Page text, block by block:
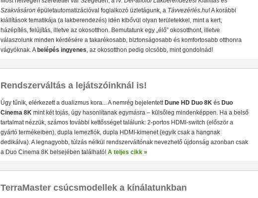
AV1 4K Plus – 4K-s filmfájlok, YouTube HDR videók lejátszásához –
HDR10 és HDR10+ tartalmak kezelése
– Egyedi Dune HD jukebox-os kezelőfelület
hálózatról
Szakvásáron épületautomatizációval foglalkozó üzletágunk, a Távvezérlés.hu! A korábbi
kiállítások tematikája (a lakberendezés) idén kibővül olyan területekkel, mint a kert,
házépítés, felújítás, illetve az okosotthon. Bemutatunk egy „élő” okosotthont, illetve
válaszolunk minden kérdésére a takarékosabb, biztonságosabb és komfortosabb otthonra
vágyóknak. A belépés ingyenes, az okosotthon pedig olcsóbb, mint gondolnád!
Rendszerváltás a lejátszóinknál is!
Úgy tűnik, elérkezett a dualizmus kora... A nemrég bejelentett Dune HD Duo 8Kés Duo
Cinema 8Kmint két tojás, úgy hasonlítanak egymásra – külsőleg mindenképpen. Ha a belső
tartalmat nézzük, számos további kettősséget találunk: 2-portos HDMI-switch (először a
gyártó termékeiben), dupla lemezfiók, dupla HDMI-kimenet (egyik csak a hangnak
dedikálva). A legnagyobb, túlzás nélkül rendszerváltónak nevezhető újdonság azonban csak
a Duo Cinema 8K belsejében található! A teljes cikk »
TerraMaster csúcsmodellek a kínálatunkban